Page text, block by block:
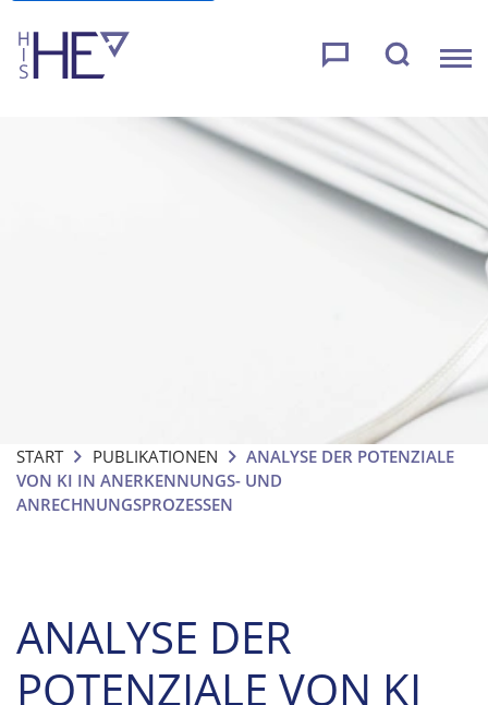
START PUBLIKATIONEN
ANALYSE DER POTENZIALE
VON KI IN ANERKENNUNGS- UND
ANRECHNUNGSPROZESSEN
ANALYSE DER
POTENZIALE VON KI